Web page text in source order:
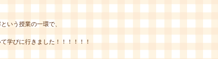
いう授業の一環で、
学びに行きました！！！！！！